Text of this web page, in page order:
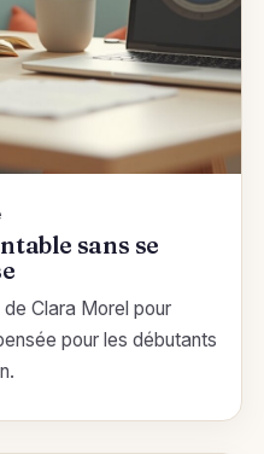
sans se
Clara Morel pour
pour les débutants